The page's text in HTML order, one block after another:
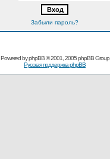
Забыли пароль?
Powered byphpBB© 2001, 2005 phpBB Group
Русская поддержка phpBB